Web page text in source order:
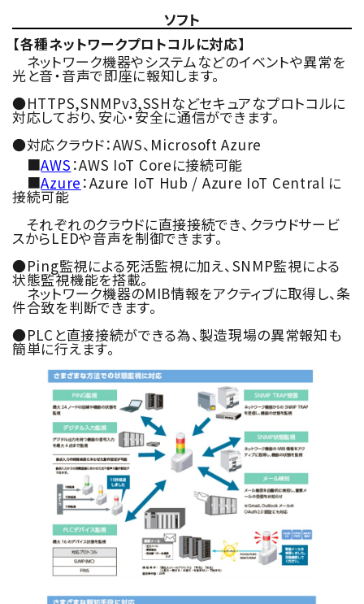
ソフト
【各種ネットワークプロトコルに対応】
ネットワーク機器やシステムなどのイベントや異常を
光と音・音声で即座に報知します。
●HTTPS,SNMPv3,SSHなどセキュアなプロトコルに
対応しており、安心・安全に通信ができます。
●対応クラウド：AWS、Microsoft Azure
■AWS ：AWS IoT Coreに接続可能
■Azure ：Azure IoT Hub / Azure IoT Central に
接続可能
それぞれのクラウドに直接接続でき、クラウドサービ
スからLEDや音声を制御できます。
●Ping監視による死活監視に加え、SNMP監視による
状態監視機能を搭載。
ネットワーク機器のMIB情報をアクティブに取得し、条
件合致を判断できます。
●PLCと直接接続ができる為、製造現場の異常報知も
簡単に行えます。